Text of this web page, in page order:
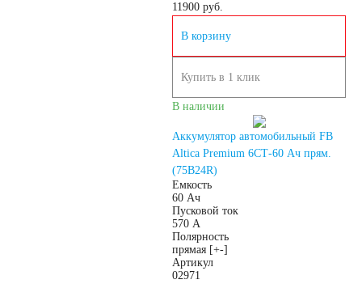
11900 руб.
В корзину
Купить в 1 клик
В наличии
Аккумулятор автомобильный FB
Altica Premium 6СТ-60 Ач прям.
(75B24R)
Емкость
60 Ач
Пусковой ток
570 А
Полярность
прямая [+-]
Артикул
02971